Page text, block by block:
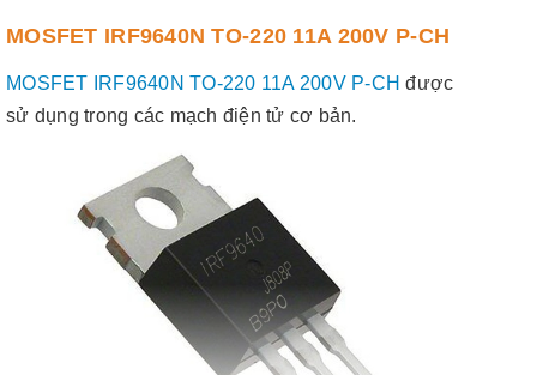
MOSFET IRF9640N TO-220 11A 200V P-CH
MOSFET IRF9640N TO-220 11A 200V P-CH được
sử dụng trong các mạch điện tử cơ bản.